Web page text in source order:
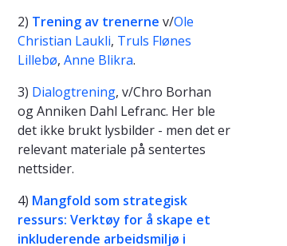
2) Trening av trenerne v/Ole
Christian Laukli, Truls Flønes
Lillebø, Anne Blikra.
3) Dialogtrening, v/Chro Borhan
og Anniken Dahl Lefranc. Her ble
det ikke brukt lysbilder - men det er
relevant materiale på sentertes
nettsider.
4) Mangfold som strategisk
ressurs: Verktøy for å skape et
inkluderende arbeidsmiljø i